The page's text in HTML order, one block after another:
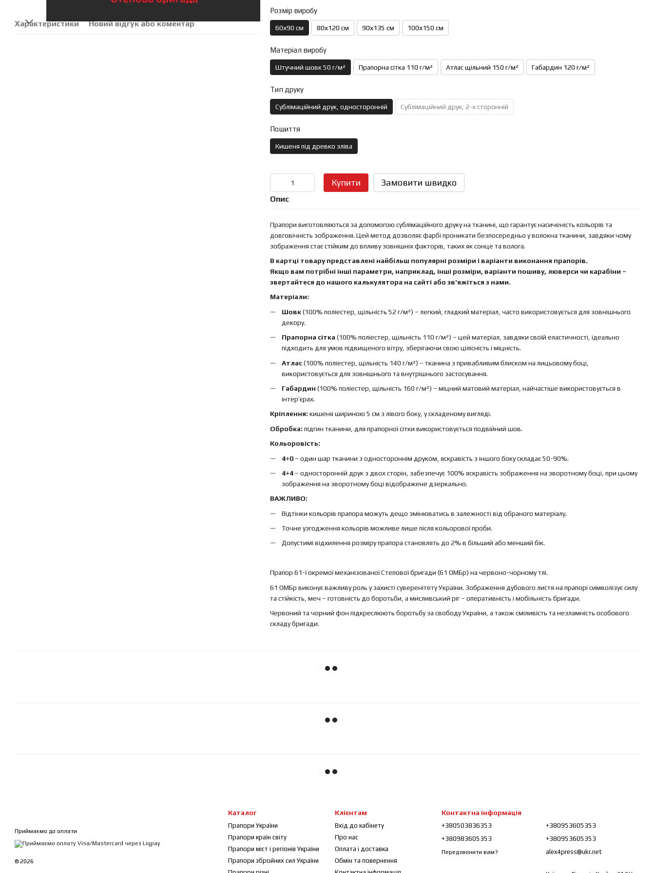
Характеристики Новий відгук або коментар
Розмір виробу
60х90 см 80х120 см 90х135 см 100х150 см
Матеріал виробу
Штучний шовк 50 г/м² Прапорна сітка 110 г/м² Атлас щільний 150 г/м² Габардин 120 г/м²
Тип друку
Сублімаційний друк, односторонній Сублімаційний друк, 2-х сторонній
Пошиття
Кишеня під древко зліва
Купити Замовити швидко
Опис
Прапори виготовляються за допомогою сублімаційного друку на тканині, що гарантує насиченість кольорів та
довговічність зображення. Цей метод дозволяє фарбі проникати безпосередньо у волокна тканини, завдяки чому
зображення стає стійким до впливу зовнішніх факторів, таких як сонце та волога.
В картці товару представлені найбільш популярні розміри і варіанти виконання прапорів.
Якщо вам потрібні інші параметри, наприклад, інші розміри, варіанти пошиву, люверси чи карабіни –
звертайтеся до нашого калькулятора на сайті або зв'яжіться з нами.
Матеріали:
Шовк(100% поліестер, щільність 52 г/м²) – легкий, гладкий матеріал, часто використовується для зовнішнього
декору.
Прапорна сітка (100% поліестер, щільність 110 г/м²) – цей матеріал, завдяки своїй еластичності, ідеально
підходить для умов підвищеного вітру, зберігаючи свою цілісність і міцність.
Атлас(100% поліестер, щільність 140 г/м²) – тканина з привабливим блиском на лицьовому боці,
використовується для зовнішнього та внутрішнього застосування.
Габардин (100% поліестер, щільність 160 г/м²) – міцний матовий матеріал, найчастіше використовується в
інтер’єрах.
Кріплення: кишеня шириною 5 см з лівого боку, у складеному вигляді.
Обробка: підгин тканини, для прапорної сітки використовується подвійний шов.
Кольоровість:
4+0– один шар тканини з одностороннім друком, яскравість з іншого боку складає 50-90%.
4+4– односторонній друк з двох сторін, забезпечує 100% яскравість зображення на зворотному боці, при цьому
зображення на зворотному боці відображене дзеркально.
ВАЖЛИВО:
Відтінки кольорів прапора можуть дещо змінюватись в залежності від обраного матеріалу.
Точне узгодження кольорів можливе лише після кольорової проби.
Допустимі відхилення розміру прапора становлять до 2% в більший або менший бік.
Прапор 61-ї окремої механізованої Степової бригади (61 ОМБр) на червоно-чорному тлі.
61 ОМБр виконує важливу роль у захисті суверенітету України. Зображення дубового листя на прапорі символізує силу
та стійкість, меч – готовність до боротьби, а мисливський ріг – оперативність і мобільність бригади.
Червоний та чорний фон підкреслюють боротьбу за свободу України, а також сміливість та незламність особового
складу бригади.
Приймаємо до оплати
© 2026
Каталог
Прапори України
Прапори країн світу
Прапори міст і регіонів України
Прапори збройних сил України
Клієнтам
Вхід до кабінету
Про нас
Оплата і доставка
Обмін та повернення
Контактна інформація
+380503836353
+380983605353
Передзвонити вам?
+380953605353
+380953605353
alex4press@ukr.net